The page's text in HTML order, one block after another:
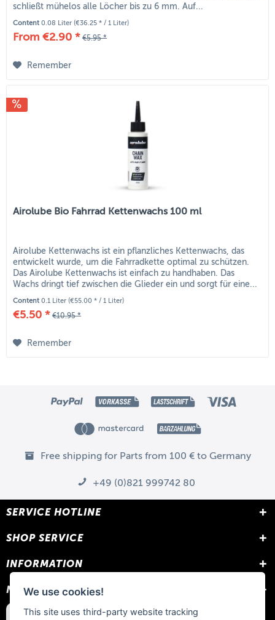
schließt mühelos alle Löcher bis zu 6 mm. Auf...
Content0.08 Liter(€36.25 * / 1 Liter)
From €2.90 * €5.95 *
Remember
Airolube Bio Fahrrad Kettenwachs 100 ml
Airolube Kettenwachs ist ein pflanzliches Kettenwachs, das
entwickelt wurde, um die Fahrradkette optimal zu schützen.
Das Airolube Kettenwachs ist einfach zu handhaben. Das
Wachs dringt tief zwischen die Glieder ein und sorgt für eine...
Content0.1 Liter(€55.00 * / 1 Liter)
€5.50 * €10.95 *
Remember
Free shipping for Parts from 100 € to Germany
+49 (0)821 999742 80
SERVICE HOTLINE
SHOP SERVICE
INFORMATION
NEWSLETTER
We use cookies!
This site uses third-party website tracking